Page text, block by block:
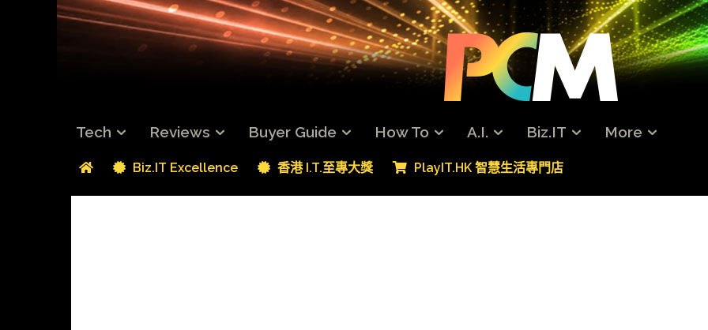
Tech Reviews Buyer Guide How To A.I. Biz.IT More
Biz.IT Excellence 香港 I.T.至專大獎 PlayIT.HK 智慧生活專門店